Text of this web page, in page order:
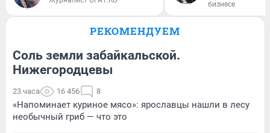
бизнесе
РЕКОМЕНДУЕМ
Соль земли забайкальской.
Нижегородцевы
23 часа 16 456 8
«Напоминает куриное мясо»: ярославцы нашли в лесу
необычный гриб — что это